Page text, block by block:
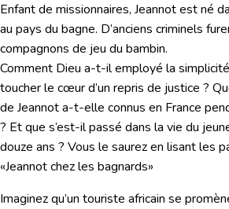
Enfant de missionnaires, Jeannot est né
au pays du bagne. D’anciens criminels
compagnons de jeu du bambin.
Comment Dieu a-t-il employé la
toucher le cœur d’un repris de justice ?
de Jeannot a-t-elle connus en France
? Et que s’est-il passé dans la vie du
douze ans ? Vous le saurez en lisant les
«Jeannot chez les bagnards»
Imaginez qu’un touriste africain se